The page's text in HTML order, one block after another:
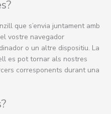
que s’envia juntament amb
vostre navegador
o un altre dispositiu. La
es pot tornar als nostres
corresponents durant una